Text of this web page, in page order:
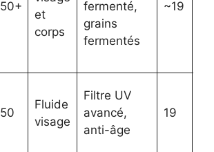
50+
et
corps
fermenté,
grains
fermentés
~19
50
Fluide
visage
Filtre UV
avancé,
anti-âge
19